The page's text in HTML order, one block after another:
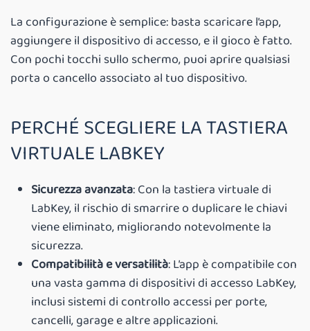
La configurazione è semplice: basta scaricare l’app,
aggiungere il dispositivo di accesso, e il gioco è fatto.
Con pochi tocchi sullo schermo, puoi aprire qualsiasi
porta o cancello associato al tuo dispositivo.
PERCHÉ SCEGLIERE LA TASTIERA
VIRTUALE LABKEY
Sicurezza avanzata: Con la tastiera virtuale di
LabKey, il rischio di smarrire o duplicare le chiavi
viene eliminato, migliorando notevolmente la
sicurezza.
Compatibilità e versatilità: L’app è compatibile con
una vasta gamma di dispositivi di accesso LabKey,
inclusi sistemi di controllo accessi per porte,
cancelli, garage e altre applicazioni.